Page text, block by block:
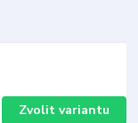
Zvolit variantu